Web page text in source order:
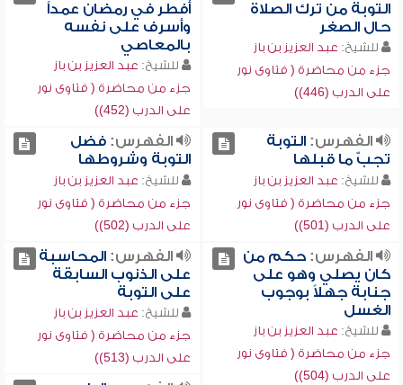
التوبة من ترك الصلاة
حال الصغر
للشيخ: عبد العزيز بن باز
جزء من محاضرة ( فتاوى نور
على الدرب (446))
أفطر في رمضان عمداً
وأسرف على نفسه
بالمعاصي
للشيخ: عبد العزيز بن باز
جزء من محاضرة ( فتاوى نور
على الدرب (452))
الفهرس:التوبة
تجبّ ما قبلها
للشيخ: عبد العزيز بن باز
جزء من محاضرة ( فتاوى نور
على الدرب (501))
الفهرس:فضل
التوبة وشروطها
للشيخ: عبد العزيز بن باز
جزء من محاضرة ( فتاوى نور
على الدرب (502))
الفهرس:حكم من
كان يصلي وهو على
جنابة جهلاً بوجوب
الغسل
للشيخ: عبد العزيز بن باز
جزء من محاضرة ( فتاوى نور
على الدرب (504))
الفهرس:المحاسبة
على الذنوب السابقة
على التوبة
للشيخ: عبد العزيز بن باز
جزء من محاضرة ( فتاوى نور
على الدرب (513))